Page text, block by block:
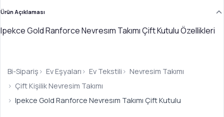
Ürün Açıklaması
Ipekce Gold Ranforce Nevresım Takımı Çift Kutulu Özellikleri
Bi-Sipariş Ev Eşyaları Ev Tekstili
Nevresim Takımı
Çift Kişilik Nevresim Takımı
Ipekce Gold Ranforce Nevresım Takımı Çift Kutulu